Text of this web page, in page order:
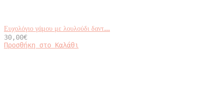
Ευχολόγιο γάμου με λουλούδι δαντ...
30,00€
Προσθήκη στο Καλάθι